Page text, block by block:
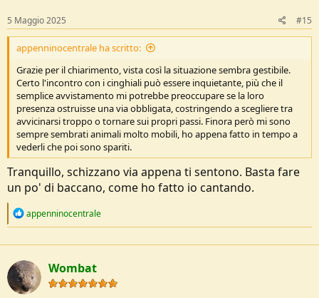
s
:
5 Maggio 2025 #15
appenninocentrale ha scritto:
Grazie per il chiarimento, vista così la situazione sembra gestibile.
Certo l'incontro con i cinghiali può essere inquietante, più che il
semplice avvistamento mi potrebbe preoccupare se la loro
presenza ostruisse una via obbligata, costringendo a scegliere tra
avvicinarsi troppo o tornare sui propri passi. Finora però mi sono
sempre sembrati animali molto mobili, ho appena fatto in tempo a
vederli che poi sono spariti.
Tranquillo, schizzano via appena ti sentono. Basta fare
un po' di baccano, come ho fatto io cantando.
R
c
t
i
o
n
appenninocentrale
Wombat